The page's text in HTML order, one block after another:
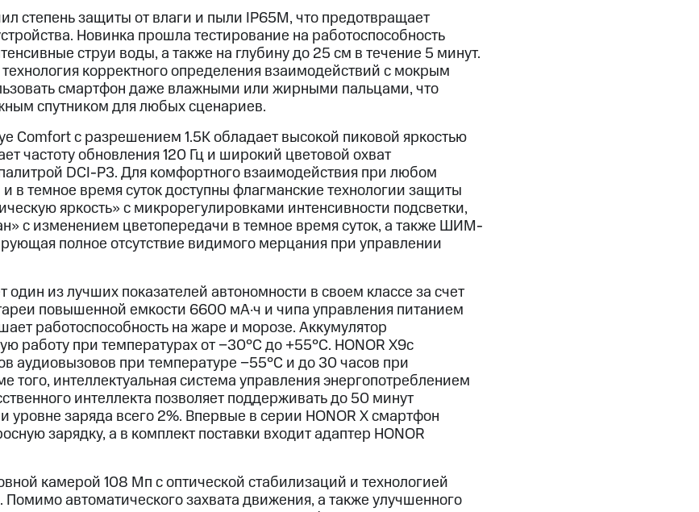
степень защиты от влаги и пыли IP65M, что предотвращает
Новинка прошла тестирование на работоспособность
струи воды, а также на глубину до 25 см в течение 5 минут.
корректного определения взаимодействий с мокрым
смартфон даже влажными или жирными пальцами, что
спутником для любых сценариев.
Comfort с разрешением 1.5К обладает высокой пиковой яркостью
частоту обновления 120 Гц и широкий цветовой охват
DCI-P3. Для комфортного взаимодействия при любом
темное время суток доступны флагманские технологии защиты
яркость» с микрорегулировками интенсивности подсветки,
с изменением цветопередачи в темное время суток, а также ШИМ-
полное отсутствие видимого мерцания при управлении
из лучших показателей автономности в своем классе за счет
повышенной емкости 6600 мА·ч и чипа управления питанием
работоспособность на жаре и морозе. Аккумулятор
работу при температурах от −30°C до +55°C. HONOR X9c
аудиовызовов при температуре −55°C и до 30 часов при
того, интеллектуальная система управления энергопотреблением
интеллекта позволяет поддерживать до 50 минут
уровне заряда всего 2%. Впервые в серии HONOR X смартфон
зарядку, а в комплект поставки входит адаптер HONOR
камерой 108 Мп с оптической стабилизаций и технологией
автоматического захвата движения, а также улучшенного